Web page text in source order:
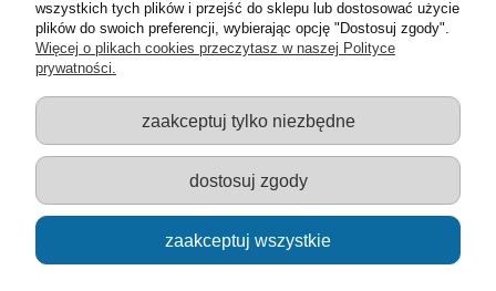
Moje konto
Informacje o sklepie
Sklep z zabawkami Łódź :: Hurownia zabawek :: Zabawki
edukacyjne :: Zestawy artystyczne :: Zabawki :: samochody Welly
:: Zabawkownia :: zabawki dla dzieci :: Lalki :: Klocki :: Artykuły
szkolne ::
wszystkich tych plików i przejść do sklepu lub dostosować użycie
plików do swoich preferencji, wybierając opcję "Dostosuj zgody".
Więcej o plikach cookies przeczytasz w naszej Polityce
prywatności.
zaakceptuj tylko niezbędne
dostosuj zgody
zaakceptuj wszystkie